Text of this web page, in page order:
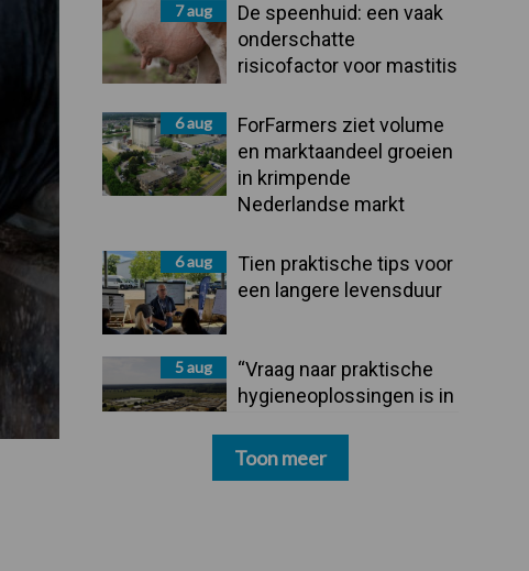
7 aug
De speenhuid: een vaak
onderschatte
risicofactor voor mastitis
6 aug
ForFarmers ziet volume
en marktaandeel groeien
in krimpende
Nederlandse markt
6 aug
Tien praktische tips voor
een langere levensduur
5 aug
“Vraag naar praktische
hygieneoplossingen is in
Toon meer